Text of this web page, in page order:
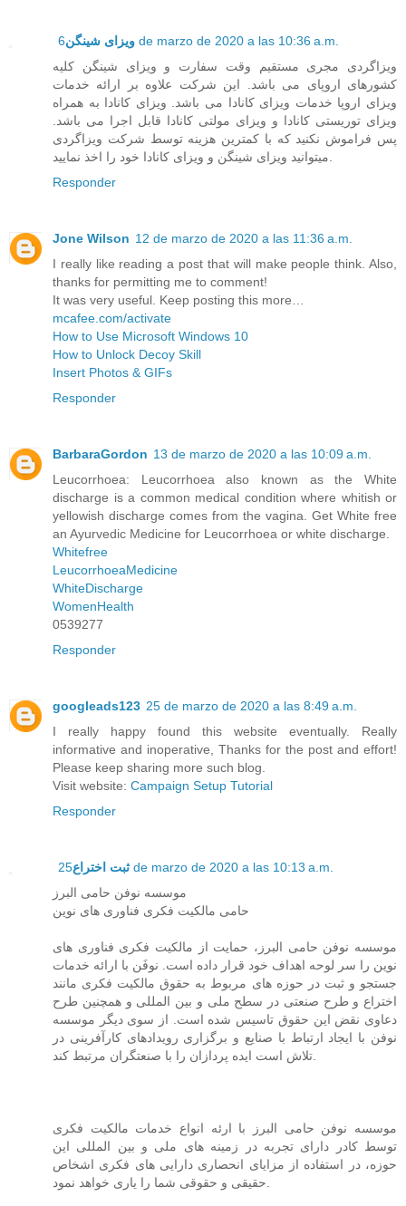
ویزای شینگن 6 de marzo de 2020 a las 10:36 a.m.
ویزاگردی مجری مستقیم وقت سفارت و ویزای شینگن کلیه
کشورهای اروپای می باشد. این شرکت علاوه بر ارائه خدمات
ویزای اروپا خدمات ویزای کانادا می باشد. ویزای کانادا به همراه
ویزای توریستی کانادا و ویزای مولتی کانادا قابل اجرا می باشد.
پس فراموش نکنید که با کمترین هزینه توسط شرکت ویزاگردی
میتوانید ویزای شینگن و ویزای کانادا خود را اخذ نمایید.
Responder
Jone Wilson 12 de marzo de 2020 a las 11:36 a.m.
I really like reading a post that will make people think. Also,
thanks for permitting me to comment!
It was very useful. Keep posting this more…
mcafee.com/activate
How to Use Microsoft Windows 10
How to Unlock Decoy Skill
Insert Photos & GIFs
Responder
BarbaraGordon 13 de marzo de 2020 a las 10:09 a.m.
Leucorrhoea: Leucorrhoea also known as the White
discharge is a common medical condition where whitish or
yellowish discharge comes from the vagina. Get White free
an Ayurvedic Medicine for Leucorrhoea or white discharge.
Whitefree
LeucorrhoeaMedicine
WhiteDischarge
WomenHealth
0539277
Responder
googleads123 25 de marzo de 2020 a las 8:49 a.m.
I really happy found this website eventually. Really
informative and inoperative, Thanks for the post and effort!
Please keep sharing more such blog.
Visit website: Campaign Setup Tutorial
Responder
ثبت اختراع 25 de marzo de 2020 a las 10:13 a.m.
موسسه نوفن حامی البرز
حامی مالکیت فکری فناوری های نوین
موسسه نوفن حامی البرز، حمایت از مالکیت فکری فناوری های
نوین را سر لوحه اهداف خود قرار داده است. نوفَن با ارائه خدمات
جستجو و ثبت در حوزه های مربوط به حقوق مالکیت فکری مانند
اختراع و طرح صنعتی در سطح ملی و بین المللی و همچنین طرح
دعاوی نقض این حقوق تاسیس شده است. از سوی دیگر موسسه
نوفن با ایجاد ارتباط با صنایع و برگزاری رویدادهای کارآفرینی در
تلاش است ایده پردازان را با صنعتگران مرتبط کند.
موسسه نوفن حامی البرز با ارئه انواع خدمات مالکیت فکری
توسط کادر دارای تجربه در زمینه های ملی و بین المللی این
حوزه، در استفاده از مزایای انحصاری دارایی های فکری اشخاص
حقیقی و حقوقی شما را یاری خواهد نمود.